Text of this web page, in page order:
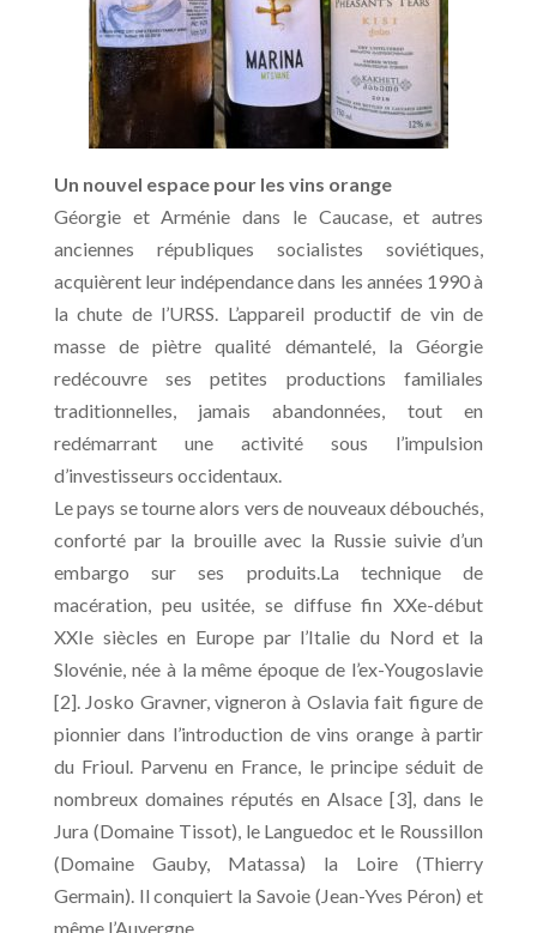
Un nouvel espace pour les vins orange
Géorgie et Arménie dans le Caucase, et autres
anciennes républiques socialistes soviétiques,
acquièrent leur indépendance dans les années 1990 à
la chute de l’URSS. L’appareil productif de vin de
masse de piètre qualité démantelé, la Géorgie
redécouvre ses petites productions familiales
traditionnelles, jamais abandonnées, tout en
redémarrant une activité sous l’impulsion
d’investisseurs occidentaux.
Le pays se tourne alors vers de nouveaux débouchés,
conforté par la brouille avec la Russie suivie d’un
embargo sur ses produits.La technique de
macération, peu usitée, se diffuse fin XXe-début
XXIe siècles en Europe par l’Italie du Nord et la
Slovénie, née à la même époque de l’ex-Yougoslavie
[2]. Josko Gravner, vigneron à Oslavia fait figure de
pionnier dans l’introduction de vins orange à partir
du Frioul. Parvenu en France, le principe séduit de
nombreux domaines réputés en Alsace [3], dans le
Jura (Domaine Tissot), le Languedoc et le Roussillon
(Domaine Gauby, Matassa) la Loire (Thierry
Germain). Il conquiert la Savoie (Jean-Yves Péron) et
même l’Auvergne.